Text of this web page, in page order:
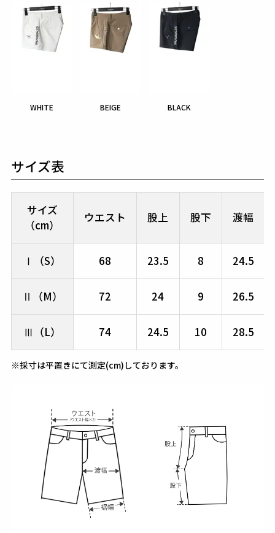
WHITE BEIGE BLACK
サイズ表
サイズ
（cm）
ウエスト 股上 股下 渡幅
Ⅰ（S） 68 23.5 8 24.5
Ⅱ（M） 72 24 9 26.5
Ⅲ（L） 74 24.5 10 28.5
※採寸は平置きにて測定(cm)しております。